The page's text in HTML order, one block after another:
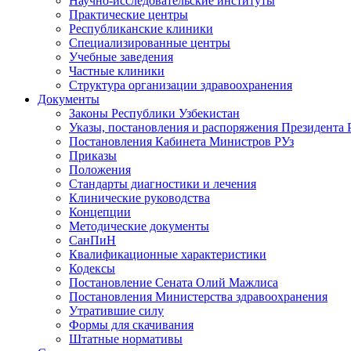
Практические центры
Республиканские клиники
Специализированные центры
Учебные заведения
Частные клиники
Структура организации здравоохранения
Документы
Законы Республики Узбекистан
Указы, постановления и распоряжения Президента
Постановления Кабинета Министров РУз
Приказы
Положения
Стандарты диагностики и лечения
Клинические руководства
Концепции
Методические документы
СанПиН
Квалификационные характеристики
Кодексы
Постановление Сената Олий Мажлиса
Постановления Министерства здравоохранения
Утратившие силу
Формы для скачивания
Штатные нормативы